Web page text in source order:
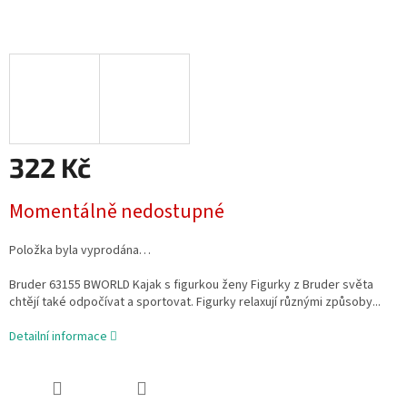
322 Kč
cena:
Momentálně nedostupné
Položka byla vyprodána…
Bruder 63155 BWORLD Kajak s figurkou ženy Figurky z Bruder světa
chtějí také odpočívat a sportovat. Figurky relaxují různými způsoby...
Detailní informace